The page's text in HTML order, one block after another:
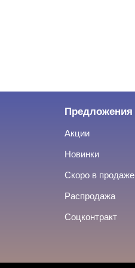
Предложения
Акции
Новинки
Скоро в продаже
Распродажа
Соцконтракт